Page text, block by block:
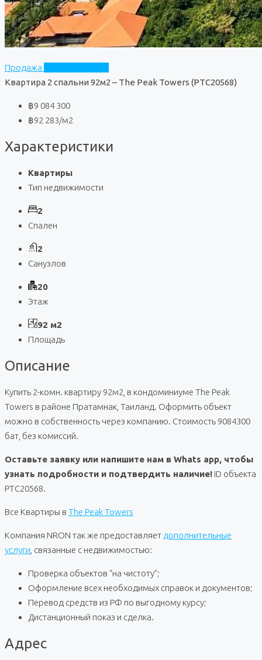
Продажа
Квартира 2 спальни 92м2 – The Peak Towers (PTC20568)
฿9 084 300
฿92 283/м2
Характеристики
Квартиры
Тип недвижимости
2
Спален
2
Санузлов
20
Этаж
92 м2
Площадь
Описание
Купить 2-комн. квартиру 92м2, в кондоминиуме The Peak
Towers в районе Пратамнак, Таиланд. Оформить объект
можно в собственность через компанию. Стоимость 9084300
бат, без комиссий.
Оставьте заявку или напишите нам в Whats app, чтобы
узнать подробности и подтвердить наличие! ID объекта
PTC20568.
Все Квартиры в The Peak Towers
Компания NRON так же предоставляет дополнительные
услуги , связанные с недвижимостью:
Проверка объектов “на чистоту”;
Оформление всех необходимых справок и документов;
Перевод средств из РФ по выгодному курсу;
Дистанционный показ и сделка.
Адрес